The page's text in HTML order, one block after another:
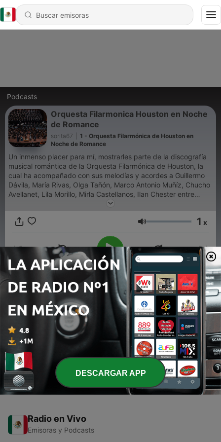
Podcasts
Orquesta Filarmonica Houston en Noche
de Romance
sorita67
1 - Orquesta Filarmónica de Houston en
Noche de Romance
Un inmenso placer para mí, mostrarles parte de la discografía
musical romántica de la Orquesta Filarmónica de Houston, la
cual ha acompañado con sus melodías y acordes a Guillermo
Dávila, María Rivas, Olga Tañón, Marco Antonio Muñíz, Chucho
Avellanet, Lila Morillo, Mirla Castellanos, Ilan Chester entre
otros. Los invito a disfrutar de audios originales con canciones
disfrutar de este programa y de música romántica en
Soritaradio Somos SoritaRadio La radio que es para tì The
radio That is for you
Volumen 1 x
00:00 00:00
Episodios
1 - Orquesta Filarmónica de Houston en Noche de
Romance
26 mar. 2020
Radio en Vivo
Emisoras y Podcasts
DESCARGAR APP